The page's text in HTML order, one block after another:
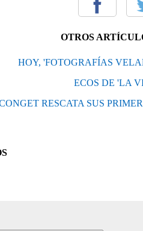
OTROS
HOY, 'FOTOGRAFÍAS
ECOS DE 'LA
CONGET RESCATA SUS